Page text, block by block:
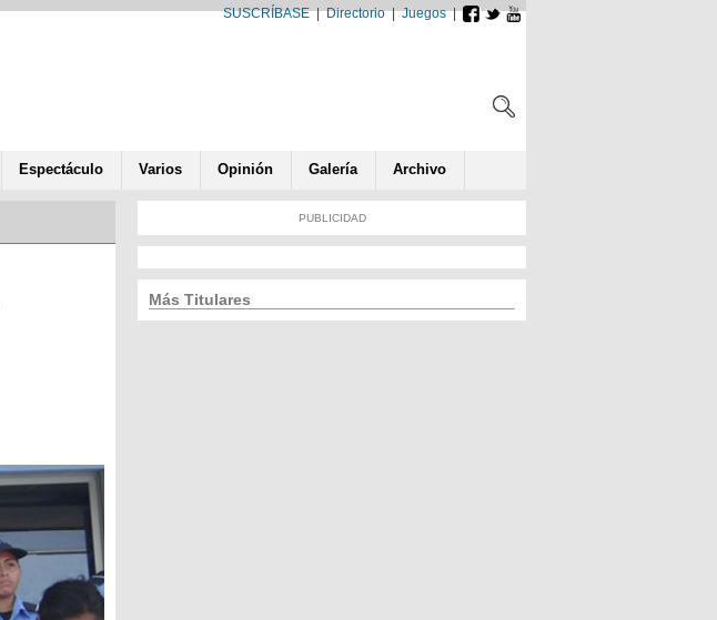
SUSCRÍBASE|Directorio|Juegos|
Espectáculo Varios Opinión Galería Archivo
PUBLICIDAD
Más Titulares